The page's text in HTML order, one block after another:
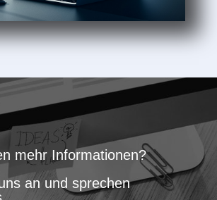
mehr Informationen?
an und sprechen